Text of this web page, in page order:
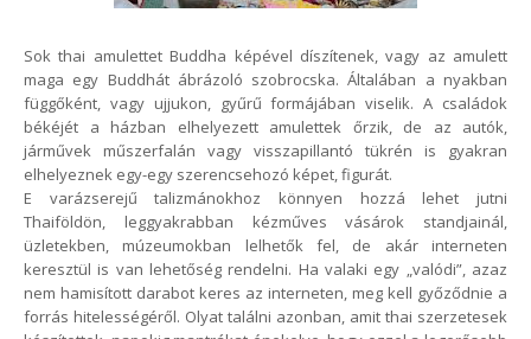
Sok thai amulettet Buddha képével díszítenek, vagy az amulett
maga egy Buddhát ábrázoló szobrocska. Általában a nyakban
függőként, vagy ujjukon, gyűrű formájában viselik. A családok
békéjét a házban elhelyezett amulettek őrzik, de az autók,
járművek műszerfalán vagy visszapillantó tükrén is gyakran
elhelyeznek egy-egy szerencsehozó képet, figurát.
E varázserejű talizmánokhoz könnyen hozzá lehet jutni
Thaiföldön, leggyakrabban kézműves vásárok standjainál,
üzletekben, múzeumokban lelhetők fel, de akár interneten
keresztül is van lehetőség rendelni. Ha valaki egy „valódi”, azaz
nem hamisított darabot keres az interneten, meg kell győződnie a
forrás hitelességéről. Olyat találni azonban, amit thai szerzetesek